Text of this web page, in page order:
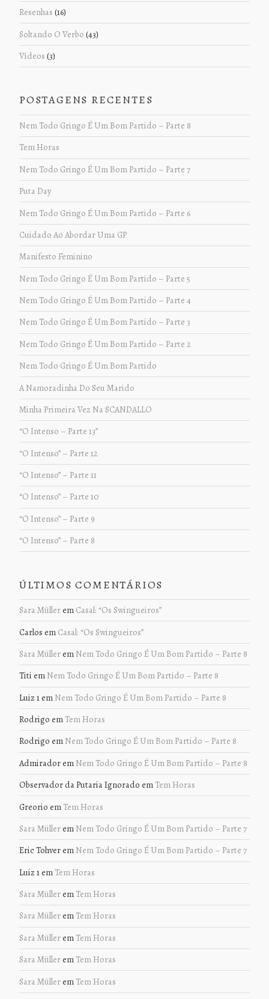
Resenhas (16)
Soltando O Verbo (43)
Vídeos (3)
POSTAGENS RECENTES
Nem Todo Gringo É Um Bom Partido – Parte 8
Tem Horas
Nem Todo Gringo É Um Bom Partido – Parte 7
Puta Day
Nem Todo Gringo É Um Bom Partido – Parte 6
Cuidado Ao Abordar Uma GP
Manifesto Feminino
Nem Todo Gringo É Um Bom Partido – Parte 5
Nem Todo Gringo É Um Bom Partido – Parte 4
Nem Todo Gringo É Um Bom Partido – Parte 3
Nem Todo Gringo É Um Bom Partido – Parte 2
Nem Todo Gringo É Um Bom Partido
A Namoradinha Do Seu Marido
Minha Primeira Vez Na SCANDALLO
“O Intenso – Parte 13”
“O Intenso” – Parte 12
“O Intenso” – Parte 11
“O Intenso” – Parte 10
“O Intenso” – Parte 9
“O Intenso” – Parte 8
ÚLTIMOS COMENTÁRIOS
Sara Müllerem Casal: “Os Swingueiros”
Carlos em Casal: “Os Swingueiros”
Sara Müllerem Nem Todo Gringo É Um Bom Partido – Parte 8
Titi em Nem Todo Gringo É Um Bom Partido – Parte 8
Luiz 1em Nem Todo Gringo É Um Bom Partido – Parte 8
Rodrigo em Tem Horas
Rodrigo em Nem Todo Gringo É Um Bom Partido – Parte 8
Admiradorem Nem Todo Gringo É Um Bom Partido – Parte 8
Observador da Putaria Ignorado em Tem Horas
Greorio em Tem Horas
Sara Müllerem Nem Todo Gringo É Um Bom Partido – Parte 7
Eric Tohverem Nem Todo Gringo É Um Bom Partido – Parte 7
Luiz 1em Tem Horas
Sara Müllerem Tem Horas
Sara Müllerem Tem Horas
Sara Müllerem Tem Horas
Sara Müllerem Tem Horas
Sara Müllerem Tem Horas